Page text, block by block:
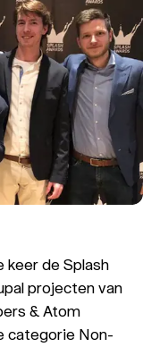
keer de Splash
projecten van
& Atom
categorie Non-